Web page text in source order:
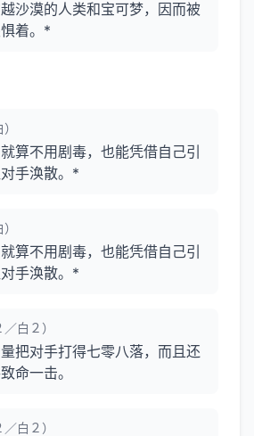
沙漠的人类和宝可梦，因而被
着。*
算不用剧毒，也能凭借自己引
手涣散。*
算不用剧毒，也能凭借自己引
手涣散。*
白２）
把对手打得七零八落，而且还
命一击。
白２）